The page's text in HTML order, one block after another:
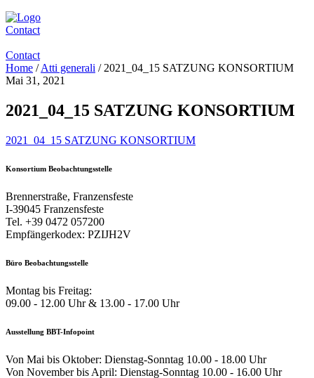
Contact
Contact
Home /Atti generali / 2021_04_15 SATZUNG KONSORTIUM
Mai 31, 2021
2021_04_15 SATZUNG KONSORTIUM
2021_04_15 SATZUNG KONSORTIUM
Konsortium Beobachtungsstelle
Brennerstraße, Franzensfeste
I-39045 Franzensfeste
Tel. +39 0472 057200
Empfängerkodex: PZIJH2V
Büro Beobachtungsstelle
Montag bis Freitag:
09.00 - 12.00 Uhr & 13.00 - 17.00 Uhr
Ausstellung BBT-Infopoint
Von Mai bis Oktober: Dienstag-Sonntag 10.00 - 18.00 Uhr
Von November bis April: Dienstag-Sonntag 10.00 - 16.00 Uhr